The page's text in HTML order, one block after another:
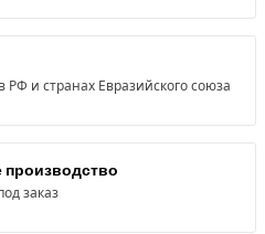
РФ и странах Евразийского союза
заказ